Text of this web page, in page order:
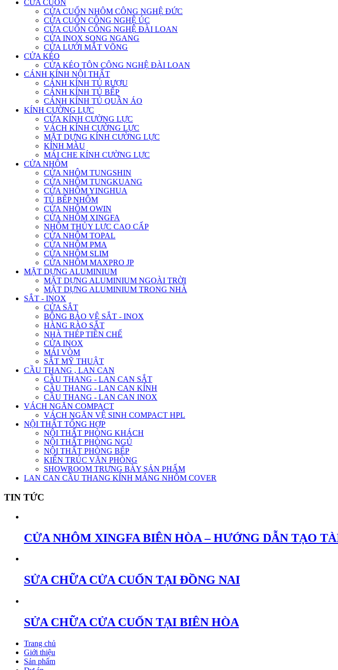
CỬA CUỐN
CỬA CUỐN NHÔM CÔNG NGHỆ ĐỨC
CỬA CUỐN CÔNG NGHỆ ÚC
CỬA CUỐN CÔNG NGHỆ ĐÀI LOAN
CỬA INOX SONG NGANG
CỬA LƯỚI MẮT VÕNG
CỬA KÉO
CỬA KÉO TÔN CÔNG NGHỆ ĐÀI LOAN
CÁNH KÍNH NỘI THẤT
CÁNH KÍNH TỦ RƯỢU
CÁNH KÍNH TỦ BẾP
CÁNH KÍNH TỦ QUẦN ÁO
KÍNH CƯỜNG LỰC
CỬA KÍNH CƯỜNG LỰC
VÁCH KÍNH CƯỜNG LỰC
MẶT DỰNG KÍNH CƯỜNG LỰC
KÍNH MÀU
MÁI CHE KÍNH CƯỜNG LỰC
CỬA NHÔM
CỬA NHÔM TUNGSHIN
CỬA NHÔM TUNGKUANG
CỬA NHÔM YINGHUA
TỦ BẾP NHÔM
CỬA NHÔM OWIN
CỬA NHÔM XINGFA
NHÔM THỦY LỰC CAO CẤP
CỬA NHÔM TOPAL
CỬA NHÔM PMA
CỬA NHÔM SLIM
CỬA NHÔM MAXPRO JP
MẶT DỰNG ALUMINIUM
MẶT DỰNG ALUMINIUM NGOÀI TRỜI
MẶT DỰNG ALUMINIUM TRONG NHÀ
SẮT - INOX
CỬA SẮT
BÔNG BẢO VỆ SẮT - INOX
HÀNG RÀO SẮT
NHÀ THÉP TIỀN CHẾ
CỬA INOX
MÁI VÒM
SẮT MỸ THUẬT
CẦU THANG , LAN CAN
CẦU THANG - LAN CAN SẮT
CẦU THANG - LAN CAN KÍNH
CẦU THANG - LAN CAN INOX
VÁCH NGĂN COMPACT
VÁCH NGĂN VỆ SINH COMPACT HPL
NỘI THẤT TỔNG HỢP
NỘI THẤT PHÒNG KHÁCH
NỘI THẤT PHÒNG NGỦ
NỘI THẤT PHÒNG BẾP
KIẾN TRÚC VĂN PHÒNG
SHOWROOM TRƯNG BÀY SẢN PHẨM
LAN CAN CẦU THANG KÍNH MÁNG NHÔM COVER
TIN TỨC
CỬA NHÔM XINGFA BIÊN HÒA – HƯỚNG DẪN TẠO
SỬA CHỮA CỬA CUỐN TẠI ĐỒNG NAI
SỬA CHỮA CỬA CUỐN TẠI BIÊN HÒA
Trang chủ
Giới thiệu
Sản phẩm